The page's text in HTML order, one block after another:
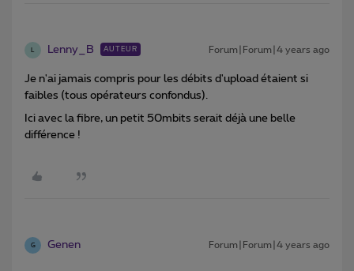
L Lenny_B AUTEUR Forum|Forum|4 years ago
Je n'ai jamais compris pour les débits d'upload étaient si
faibles (tous opérateurs confondus).
Ici avec la fibre, un petit 50mbits serait déjà une belle
différence !
G Genen Forum|Forum|4 years ago